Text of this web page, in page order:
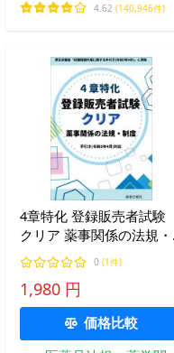
4.62 (140,946件)
4章特化 登録販売者試験
クリア 薬事関係の法規・
制度 手引き（令和5年4
月）対応
0 (1件)
1,980 円
価格比較